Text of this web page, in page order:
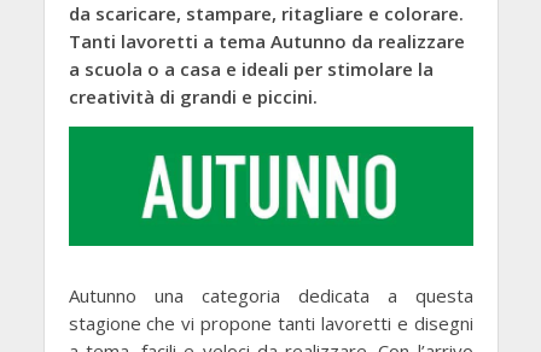
da scaricare, stampare, ritagliare e colorare.
Tanti lavoretti a tema Autunno da realizzare
a scuola o a casa e ideali per stimolare la
creatività di grandi e piccini.
Autunno una categoria dedicata a questa
stagione che vi propone tanti lavoretti e disegni